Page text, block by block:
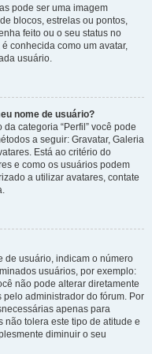
pode ser uma imagem
blocos, estrelas ou pontos,
feito ou o seu status no
conhecida como um avatar,
usuário.
nome de usuário?
categoria “Perfil” você pode
a seguir: Gravatar, Galeria
Está ao critério do
e como os usuários podem
a utilizar avatares, contate
de usuário, indicam o número
usuários, por exemplo:
não pode alterar diretamente
administrador do fórum. Por
apenas para
não tolera este tipo de atitude e
diminuir o seu